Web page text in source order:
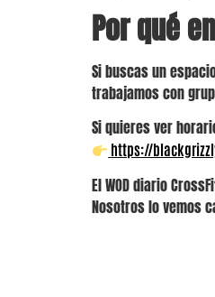
Por qué
Si buscas un
trabajamos con
Si quieres ver
https://
El WOD diario
Nosotros lo vemos